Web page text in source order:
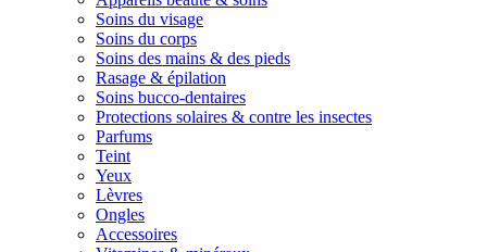
Soins du visage
Soins du corps
Soins des mains & des pieds
Rasage & épilation
Soins bucco-dentaires
Protections solaires & contre les insectes
Parfums
Teint
Yeux
Lèvres
Ongles
Accessoires